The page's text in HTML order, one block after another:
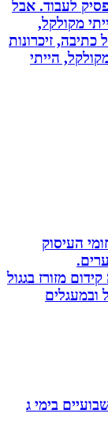
לעבוד. אבל
מקולקל,
זיכרונות
הייתי
העיסוק
מזורז בגגול
בימי ג